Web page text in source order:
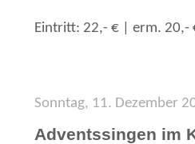
Eintritt: 22,- € | erm. 20,-
Sonntag, 11. Dezember
Adventssingen im